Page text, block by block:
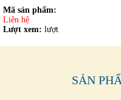
Mã sản phẩm:
Liên hệ
Lượt xem: lượt
SẢN